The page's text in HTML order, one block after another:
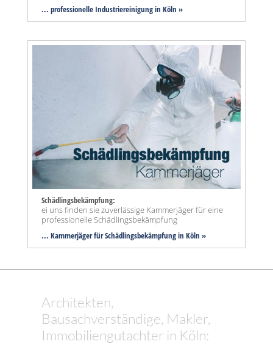
... professionelle Industriereinigung in Köln »
Schädlingsbekämpfung:
ei uns finden sie zuverlässige Kammerjäger für eine
professionelle Schädlingsbekämpfung
... Kammerjäger für Schädlingsbekämpfung in Köln »
Architekten,
Bausachverständige, Makler,
Immobiliengutachter in Köln: